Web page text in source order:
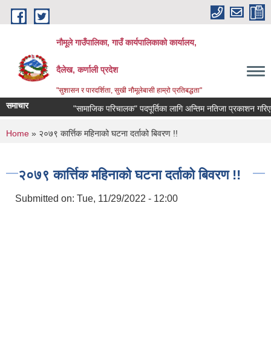
Skip to main content
नौमूले गाउँपालिका, गाउँ कार्यपालिकाको कार्यालय,
दैलेख, कर्णाली प्रदेश
"सुशासन र पारदर्शिता, सुखी नौमूलेबासी हाम्रो प्रतिबद्धता"
समाचार "सामाजिक परिचालक" पदपूर्तिका लागि अन्तिम नतिजा प्रकाशन गरिएको
You are here
Home » २०७९ कार्त्तिक महिनाको घटना दर्ताको बिवरण !!
२०७९ कार्त्तिक महिनाको घटना दर्ताको बिवरण !!
Submitted on: Tue, 11/29/2022 - 12:00